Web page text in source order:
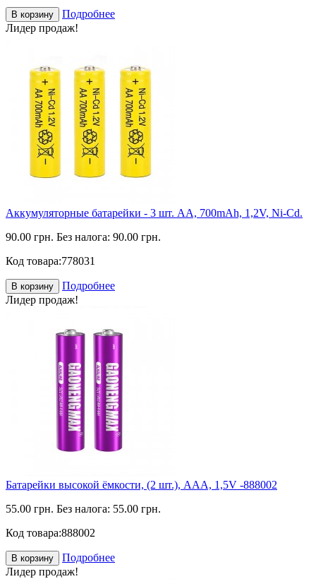
В корзину
Подробнее
Лидер продаж!
Аккумуляторные батарейки - 3 шт. АА, 700mAh, 1,2V, Ni-Cd.
90.00 грн. Без налога: 90.00 грн.
Код товара:778031
В корзину
Подробнее
Лидер продаж!
Батарейки высокой ёмкости, (2 шт.), ААА, 1,5V -888002
55.00 грн. Без налога: 55.00 грн.
Код товара:888002
В корзину
Подробнее
Лидер продаж!